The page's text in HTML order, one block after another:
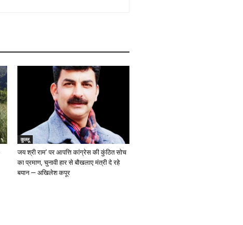
कुल्लू
जय श्री राम’ पर आपत्ति कांग्रेस की कुंठित सोच
का प्रमाण, चुनावी हार से बौखलाए मंत्री दे रहे
बयान — अखिलेश कपूर